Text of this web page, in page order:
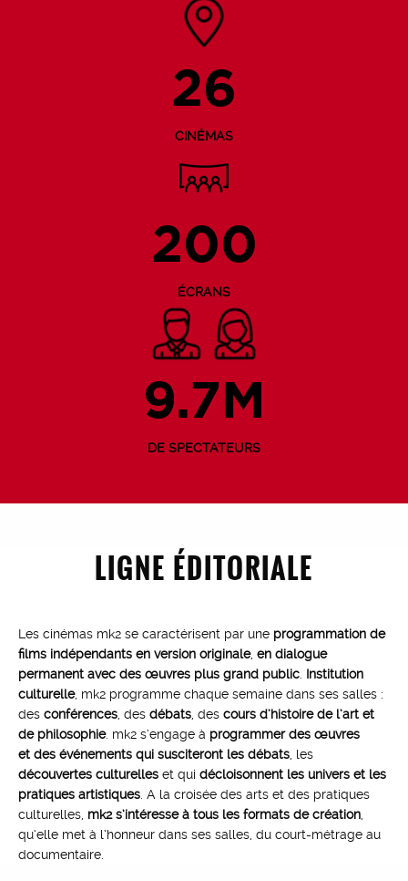
26
CINÉMAS
200
ÉCRANS
9.7M
DE SPECTATEURS
LIGNE ÉDITORIALE
Les cinémas mk2 se caractérisent par une programmation de
films indépendants en version originale, en dialogue
permanent avec des œuvres plus grand public. Institution
culturelle, mk2 programme chaque semaine dans ses salles :
des conférences, des débats, des cours d’histoire de l’art et
de philosophie. mk2 s’engage à programmer des œuvres
et des événements qui susciteront les débats, les
découvertes culturelles et qui décloisonnent les univers et les
pratiques artistiques. A la croisée des arts et des pratiques
culturelles, mk2 s’intéresse à tous les formats de création,
qu’elle met à l’honneur dans ses salles, du court-métrage au
documentaire.